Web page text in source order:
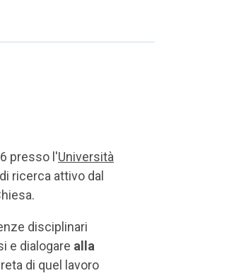
presso l'Università
ricerca attivo dal
disciplinari
e dialogare alla
di quel lavoro